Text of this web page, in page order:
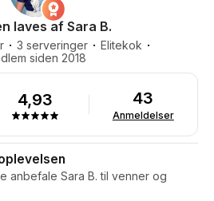
laves af Sara B.
3 serveringer
Elitekok
siden 2018
4,93 43
Anmeldelser
anbefale Sara B. til venner og